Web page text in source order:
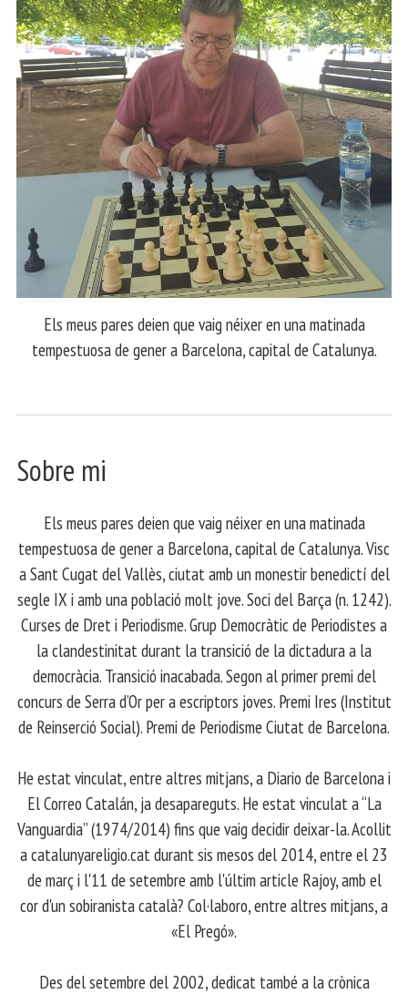
Els meus pares deien que vaig néixer en una matinada
tempestuosa de gener a Barcelona, capital de Catalunya.
Sobre mi
Els meus pares deien que vaig néixer en una matinada
tempestuosa de gener a Barcelona, capital de Catalunya. Visc
a Sant Cugat del Vallès, ciutat amb un monestir benedictí del
segle IX i amb una població molt jove. Soci del Barça (n. 1242).
Curses de Dret i Periodisme. Grup Democràtic de Periodistes a
la clandestinitat durant la transició de la dictadura a la
democràcia. Transició inacabada. Segon al primer premi del
concurs de Serra d’Or per a escriptors joves. Premi Ires (Institut
de Reinserció Social). Premi de Periodisme Ciutat de Barcelona.
​ He estat vinculat, entre altres mitjans, a Diario de Barcelona i
El Correo Catalán, ja desapareguts. He estat vinculat a “La
Vanguardia” (1974/2014) fins que vaig decidir deixar-la. Acollit
a catalunyareligio.cat durant sis mesos del 2014, entre el 23
de març i l'11 de setembre amb l'últim article Rajoy, amb el
cor d'un sobiranista català? Col·laboro, entre altres mitjans, a
«El Pregó».
​ Des del setembre del 2002, dedicat també a la crònica